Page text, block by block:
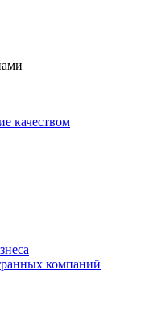
качеством
компаний